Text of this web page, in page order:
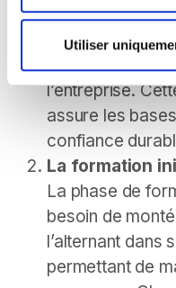
Utiliser
entreprise ! Ce
être soigné,
et favorise un
l’entreprise.
assure les
confiance
La formation
La phase de
besoin de
l’alternant dans
permettant de